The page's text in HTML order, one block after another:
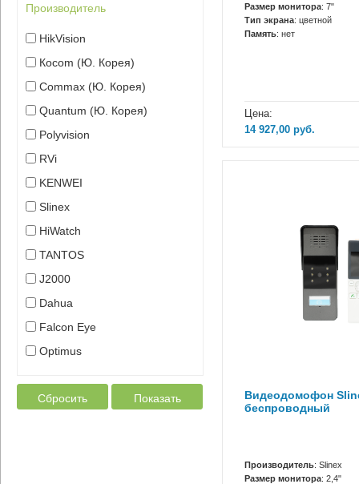
Производитель
HikVision
Кocom (Ю. Корея)
Сommax (Ю. Корея)
Quantum (Ю. Корея)
Polyvision
RVi
KENWEI
Slinex
HiWatch
TANTOS
J2000
Dahua
Falcon Eye
Optimus
Сбросить Показать
Размер монитора: 7"
Тип экрана: цветной
Память: нет
Цена:
14 927,00 руб.
Видеодомофон
беспроводный
Производитель: Slinex
Размер монитора: 2,4"